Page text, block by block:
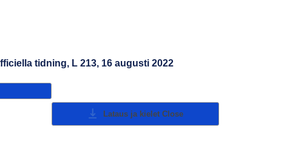
tidning, L 213, 16 augusti 2022
Lataus ja kielet Close